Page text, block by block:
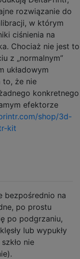
rozwiązanie do
w którym
ciśnienia na
Chociaż nie jest to
z „normalnym”
układowym
to, że nie
konkretnego
efektorze
shop/3d-
kit
bezpośrednio na
po prostu
po podgrzaniu,
lub wypukły
nie